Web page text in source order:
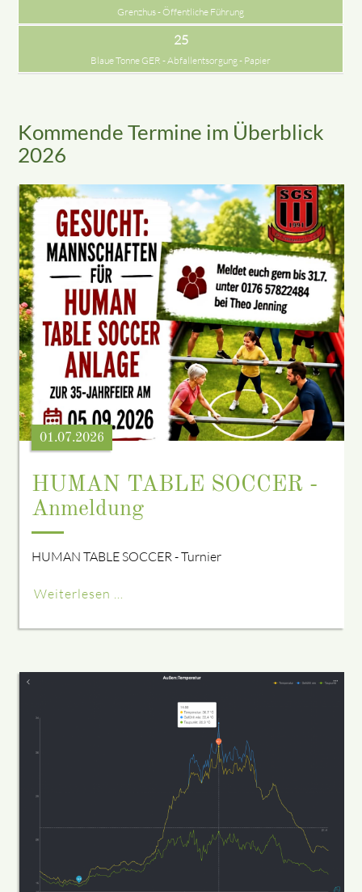
Grenzhus - Öffentliche Führung
25
Blaue Tonne GER - Abfallentsorgung - Papier
Kommende Termine im Überblick
2026
HUMAN TABLE SOCCER -
Anmeldung
01.07.2026
HUMAN TABLE SOCCER - Turnier
Weiterlesen …